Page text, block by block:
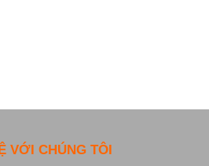
VỚI CHÚNG TÔI